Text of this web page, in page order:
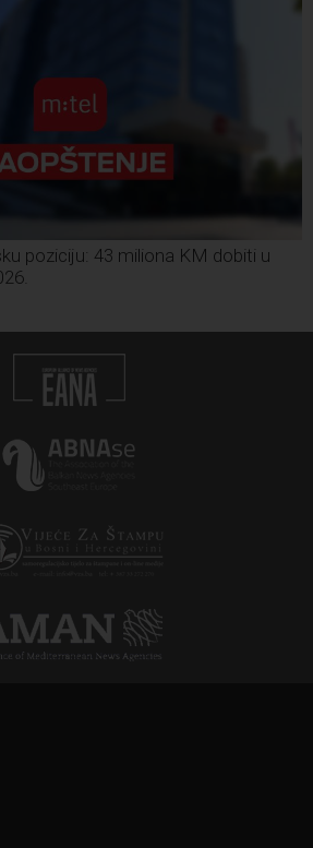
poziciju: 43 miliona KM dobiti u